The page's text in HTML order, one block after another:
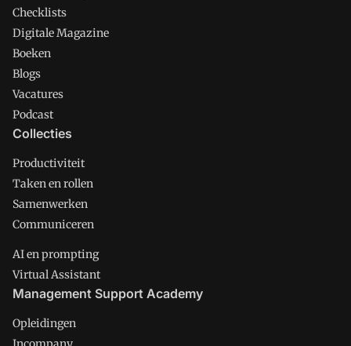
Checklists
Digitale Magazine
Boeken
Blogs
Vacatures
Podcast
Collecties
Productiviteit
Taken en rollen
Samenwerken
Communiceren
AI en prompting
Virtual Assistant
Management Support Academy
Opleidingen